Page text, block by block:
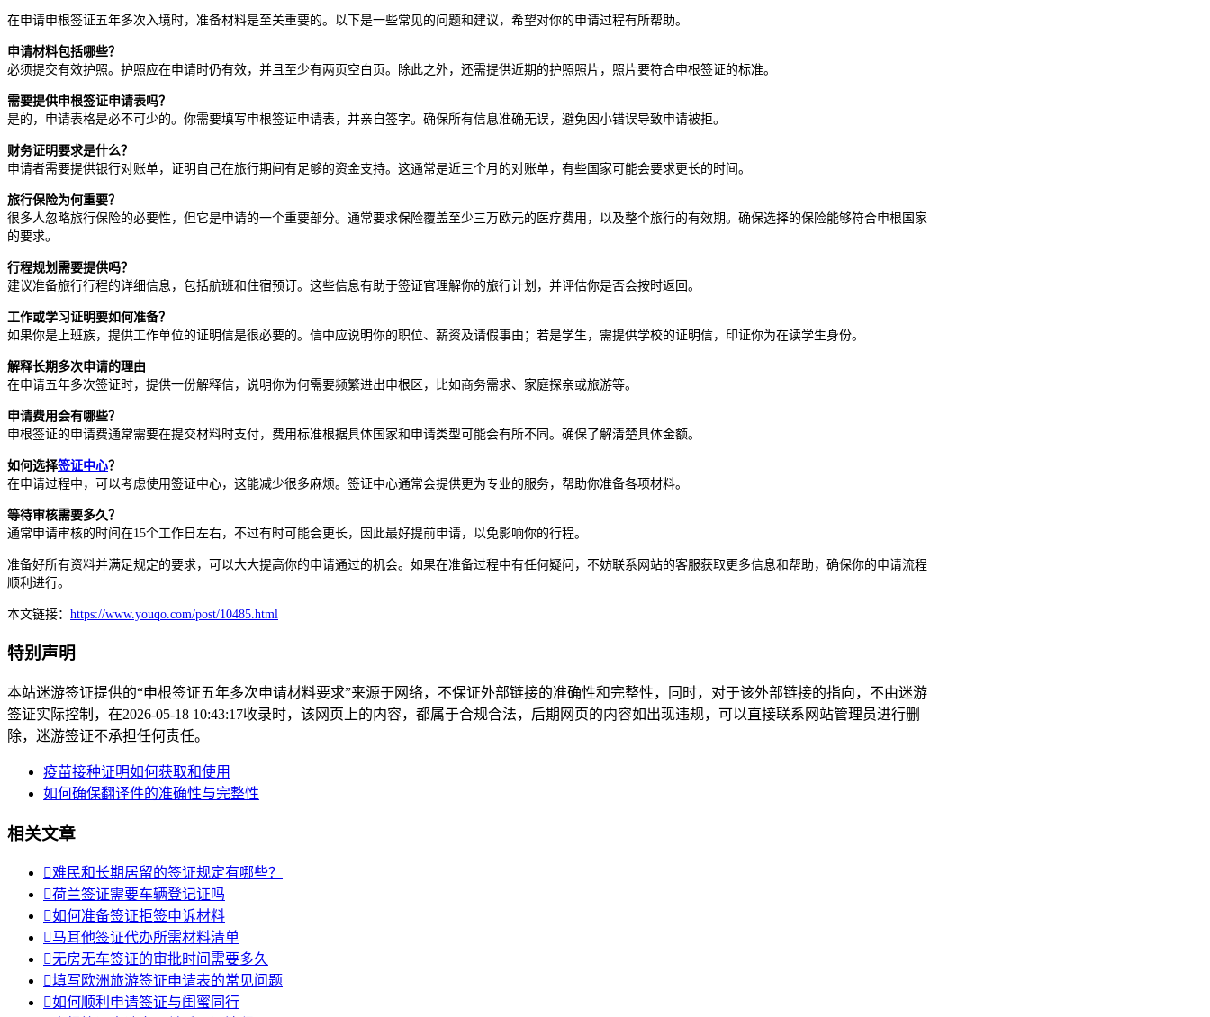
在申请申根签证五年多次入境时，准备材料是至关重要的。以下是一些常见的问题和建议，希望对你的申请过程有所帮助。
申请材料包括哪些？
必须提交有效护照。护照应在申请时仍有效，并且至少有两页空白页。除此之外，还需提供近期的护照照片，照片要符合申根签证的标准。
需要提供申根签证申请表吗？
是的，申请表格是必不可少的。你需要填写申根签证申请表，并亲自签字。确保所有信息准确无误，避免因小错误导致申请被拒。
财务证明要求是什么？
申请者需要提供银行对账单，证明自己在旅行期间有足够的资金支持。这通常是近三个月的对账单，有些国家可能会要求更长的时间。
旅行保险为何重要？
很多人忽略旅行保险的必要性，但它是申请的一个重要部分。通常要求保险覆盖至少三万欧元的医疗费用，以及整个旅行的有效期。确保选择的保险能够符合申根国家
的要求。
行程规划需要提供吗？
建议准备旅行行程的详细信息，包括航班和住宿预订。这些信息有助于签证官理解你的旅行计划，并评估你是否会按时返回。
工作或学习证明要如何准备？
如果你是上班族，提供工作单位的证明信是很必要的。信中应说明你的职位、薪资及请假事由；若是学生，需提供学校的证明信，印证你为在读学生身份。
解释长期多次申请的理由
在申请五年多次签证时，提供一份解释信，说明你为何需要频繁进出申根区，比如商务需求、家庭探亲或旅游等。
申请费用会有哪些？
申根签证的申请费通常需要在提交材料时支付，费用标准根据具体国家和申请类型可能会有所不同。确保了解清楚具体金额。
如何选择签证中心？
在申请过程中，可以考虑使用签证中心，这能减少很多麻烦。签证中心通常会提供更为专业的服务，帮助你准备各项材料。
等待审核需要多久？
通常申请审核的时间在15个工作日左右，不过有时可能会更长，因此最好提前申请，以免影响你的行程。
准备好所有资料并满足规定的要求，可以大大提高你的申请通过的机会。如果在准备过程中有任何疑问，不妨联系网站的客服获取更多信息和帮助，确保你的申请流程
顺利进行。
本文链接： https://www.youqo.com/post/10485.html
特别声明
本站迷游签证提供的“申根签证五年多次申请材料要求”来源于网络，不保证外部链接的准确性和完整性，同时，对于该外部链接的指向，不由迷游
签证实际控制，在2026-05-18 10:43:17收录时，该网页上的内容，都属于合规合法，后期网页的内容如出现违规，可以直接联系网站管理员进行删
除，迷游签证不承担任何责任。
疫苗接种证明如何获取和使用
如何确保翻译件的准确性与完整性
相关文章
难民和长期居留的签证规定有哪些？
荷兰签证需要车辆登记证吗
如何准备签证拒签申诉材料
马耳他签证代办所需材料清单
无房无车签证的审批时间需要多久
填写欧洲旅游签证申请表的常见问题
如何顺利申请签证与闺蜜同行